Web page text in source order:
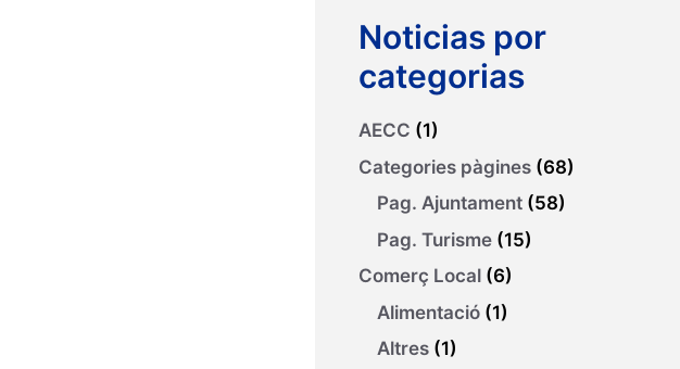
Noticias por
categorias
AECC (1)
Categories pàgines (68)
Pag. Ajuntament (58)
Pag. Turisme (15)
Comerç Local (6)
Alimentació (1)
Altres (1)